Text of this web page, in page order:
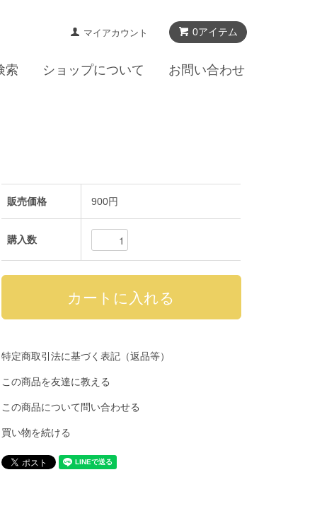
0アイテム
マイアカウント
索 ショップについて お問い合わせ
販売価格 900円
購入数
特定商取引法に基づく表記（返品等）
この商品を友達に教える
この商品について問い合わせる
買い物を続ける